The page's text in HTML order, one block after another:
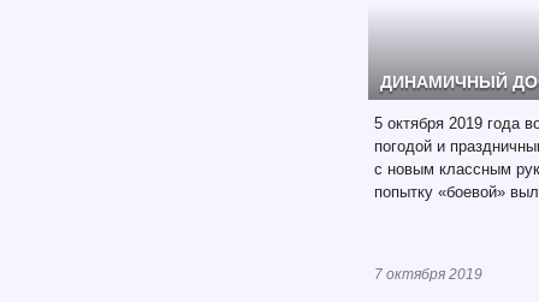
ДИНАМИЧНЫЙ
5 октября 2019 года
погодой и
с новым классным
попытку «боевой»
7 октября 2019